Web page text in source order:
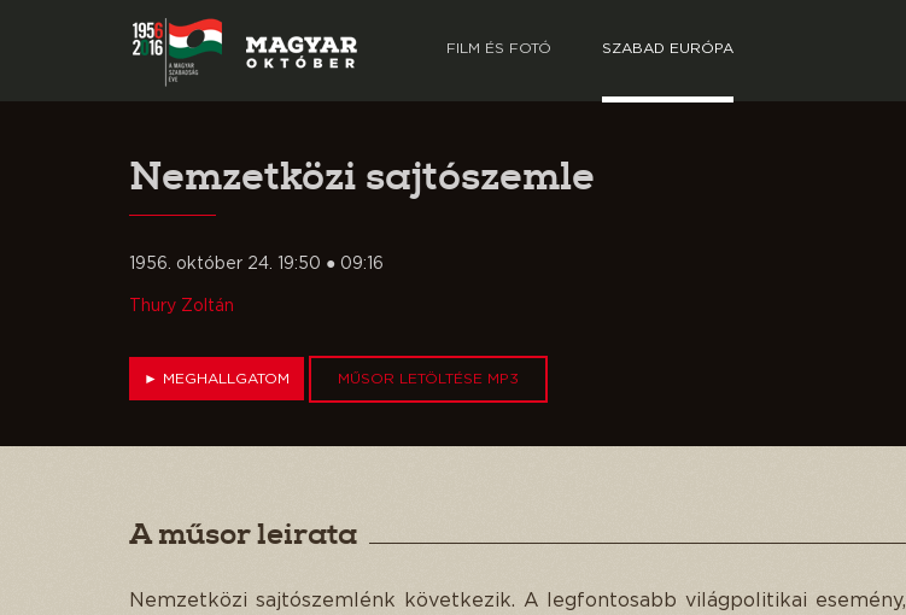
FILM ÉS FOTÓ SZABAD EURÓPA
Nemzetközi sajtószemle
1956. október 24. 19:50 ● 09:16
Thury Zoltán
► MEGHALLGATOM MŰSOR LETÖLTÉSE MP3
A műsor leirata
Nemzetközi sajtószemlénk következik. A legfontosabb világpolitikai esemény,